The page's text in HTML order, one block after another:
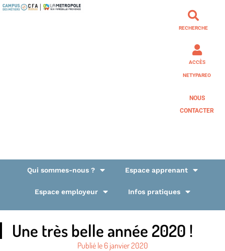
RECHERCHE
ACCÈS
NETYPAREO
NOUS
CONTACTER
Qui sommes-nous ? Espace apprenant
Espace employeur Infos pratiques
Une très belle année 2020 !
Publié le 6 janvier 2020